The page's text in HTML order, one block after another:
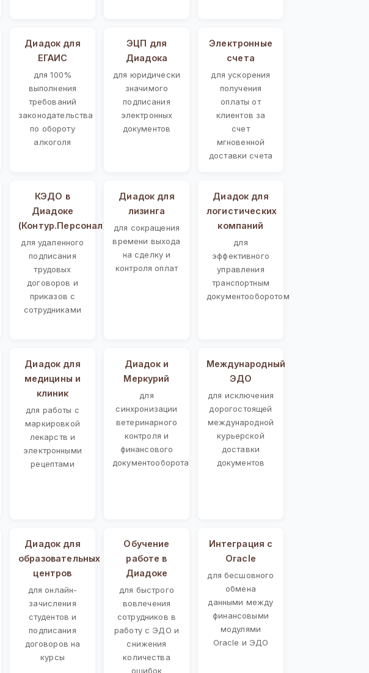
Диадок для
ЕГАИС
для 100%
выполнения
требований
законодательства
по обороту
алкоголя
ЭЦП для
Диадока
для юридически
значимого
подписания
электронных
документов
Электронные
счета
для ускорения
получения
оплаты от
клиентов за
счет
мгновенной
доставки счета
КЭДО в
Диадоке
(Контур.Персонал)
для удаленного
подписания
трудовых
договоров и
приказов с
сотрудниками
Диадок для
лизинга
для сокращения
времени выхода
на сделку и
контроля оплат
Диадок для
логистических
компаний
для
эффективного
управления
транспортным
документооборотом
Диадок для
медицины и
клиник
для работы с
маркировкой
лекарств и
электронными
рецептами
Диадок и
Меркурий
для
синхронизации
ветеринарного
контроля и
финансового
документооборота
Международный
ЭДО
для исключения
дорогостоящей
международной
курьерской
доставки
документов
Диадок для
образовательных
центров
для онлайн-
зачисления
студентов и
подписания
договоров на
курсы
Обучение
работе в
Диадоке
для быстрого
вовлечения
сотрудников в
работу с ЭДО и
снижения
количества
ошибок
Интеграция с
Oracle
для бесшовного
обмена
данными между
финансовыми
модулями
Oracle и ЭДО